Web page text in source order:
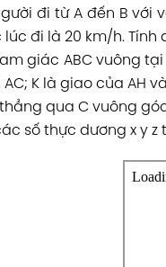
đi từ A đến B với
lúc đi là 20 km/h.
giác ABC vuông tại
AC; K là giao của AH
qua C vuông góc
số thực dương x y z